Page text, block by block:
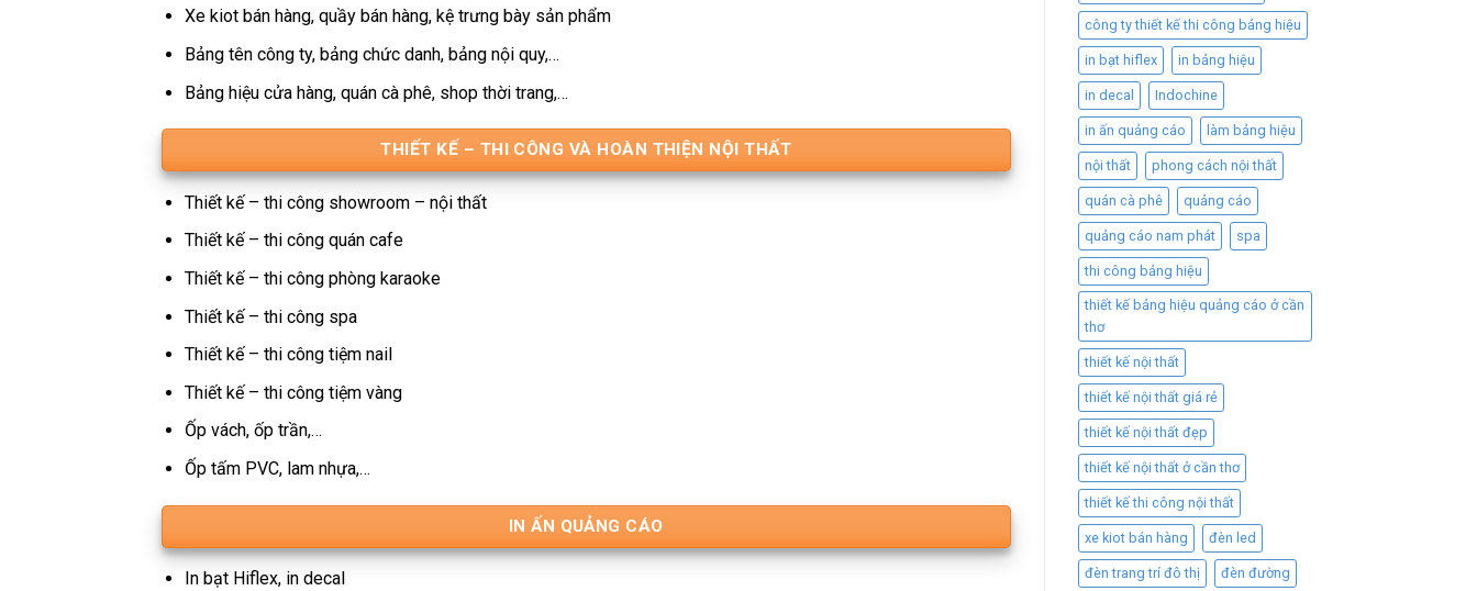
Xe kiot bán hàng, quầy bán hàng, kệ trưng bày sản phẩm
Bảng tên công ty, bảng chức danh, bảng nội quy,…
Bảng hiệu cửa hàng, quán cà phê, shop thời trang,…
THIẾT KẾ – THI CÔNG VÀ HOÀN THIỆN NỘI THẤT
Thiết kế – thi công showroom – nội thất
Thiết kế – thi công quán cafe
Thiết kế – thi công phòng karaoke
Thiết kế – thi công spa
Thiết kế – thi công tiệm nail
Thiết kế – thi công tiệm vàng
Ốp vách, ốp trần,…
Ốp tấm PVC, lam nhựa,…
IN ẤN QUẢNG CÁO
In bạt Hiflex, in decal
công ty thiết kế thi công bảng hiệu
in bạt hiflex in bảng hiệu
in decal Indochine
in ấn quảng cáo làm bảng hiệu
nội thất phong cách nội thất
quán cà phê quảng cáo
quảng cáo nam phát spa
thi công bảng hiệu
thiết kế bảng hiệu quảng cáo ở cần
thơ
thiết kế nội thất
thiết kế nội thất giá rẻ
thiết kế nội thất đẹp
thiết kế nội thất ở cần thơ
thiết kế thi công nội thất
xe kiot bán hàng đèn led
đèn trang trí đô thị đèn đường